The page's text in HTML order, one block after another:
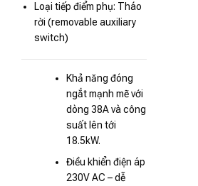
Loại tiếp điểm phụ: Tháo
rời (removable auxiliary
switch)
Khả năng đóng
ngắt mạnh mẽ với
dòng 38A và công
suất lên tới
18.5kW.
Điều khiển điện áp
230V AC – dễ